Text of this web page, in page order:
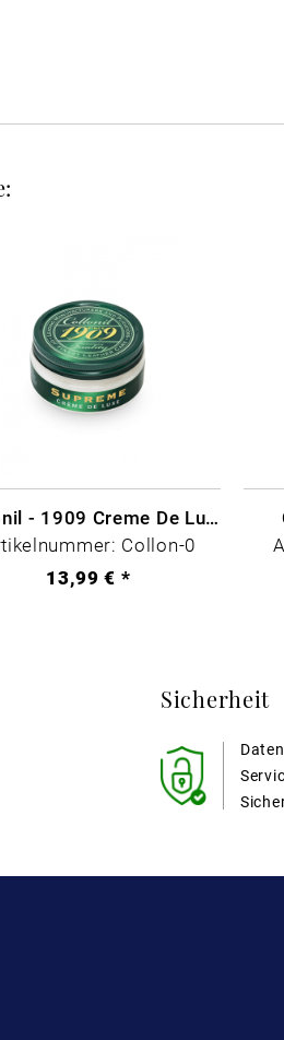
Collonil - 1909 Creme De Luxe Farblos
Collon-0
13,99 € *
Sicherheit